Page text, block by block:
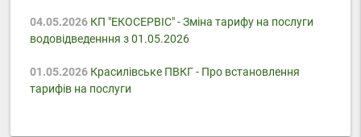
04.05.2026КП "ЕКОСЕРВІС" - Зміна тарифу на послуги
водовідведенння з 01.05.2026
01.05.2026Красилівське ПВКГ - Про встановлення
тарифів на послуги